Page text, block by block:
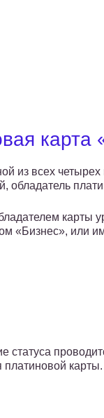
карта
из всех
обладатель
карты
«Бизнес», или
статуса
платиновой карты.